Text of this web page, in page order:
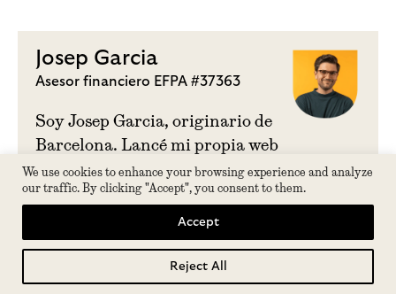
We use cookies to enhance your browsing experience and analyze
our traffic. By clicking "Accept", you consent to them.
Reject All
Accept
Josep Garcia
Asesor financiero EFPA #37363
Soy Josep Garcia, originario de
Barcelona. Lancé mi propia web
en 2016, centrada en finanzas
personales, que está online desde
2018. Desde entonces, he
producido continuamente
contenido online sobre finanzas
personales, abarcando temas